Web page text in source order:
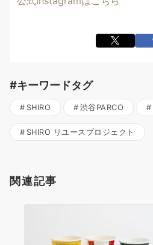
#キーワードタグ
SHIRO 渋谷PARCO
SHIRO リユースプロジェクト
関連記事